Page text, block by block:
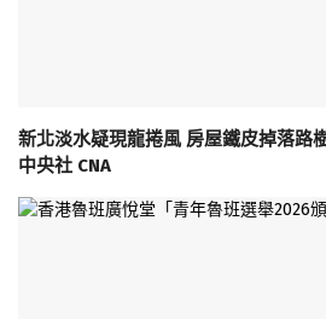
新北淡水疑現龍捲風 房屋鐵皮掉落路
中央社 CNA